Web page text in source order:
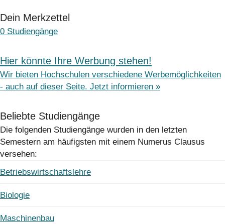
Dein Merkzettel
0 Studiengänge
Hier könnte Ihre Werbung stehen!
Wir bieten Hochschulen verschiedene Werbemöglichkeiten
- auch auf dieser Seite. Jetzt informieren »
Beliebte Studiengänge
Die folgenden Studiengänge wurden in den letzten
Semestern am häufigsten mit einem Numerus Clausus
versehen:
Betriebswirtschaftslehre
Biologie
Maschinenbau